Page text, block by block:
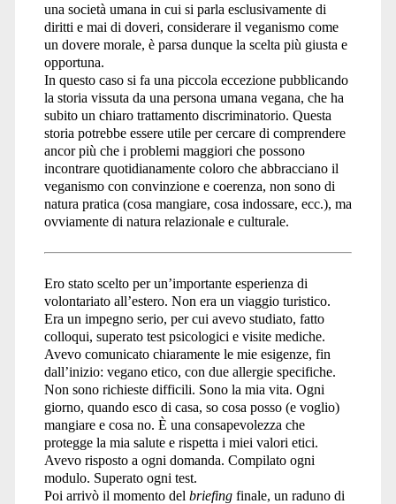
una società umana in cui si parla esclusivamente di
diritti e mai di doveri, considerare il veganismo come
un dovere morale, è parsa dunque la scelta più giusta e
opportuna.
In questo caso si fa una piccola eccezione pubblicando
la storia vissuta da una persona umana vegana, che ha
subito un chiaro trattamento discriminatorio. Questa
storia potrebbe essere utile per cercare di comprendere
ancor più che i problemi maggiori che possono
incontrare quotidianamente coloro che abbracciano il
veganismo con convinzione e coerenza, non sono di
natura pratica (cosa mangiare, cosa indossare, ecc.), ma
ovviamente di natura relazionale e culturale.
Ero stato scelto per un’importante esperienza di
volontariato all’estero. Non era un viaggio turistico.
Era un impegno serio, per cui avevo studiato, fatto
colloqui, superato test psicologici e visite mediche.
Avevo comunicato chiaramente le mie esigenze, fin
dall’inizio: vegano etico, con due allergie specifiche.
Non sono richieste difficili. Sono la mia vita. Ogni
giorno, quando esco di casa, so cosa posso (e voglio)
mangiare e cosa no. È una consapevolezza che
protegge la mia salute e rispetta i miei valori etici.
Avevo risposto a ogni domanda. Compilato ogni
modulo. Superato ogni test.
Poi arrivò il momento del briefingfinale, un raduno di